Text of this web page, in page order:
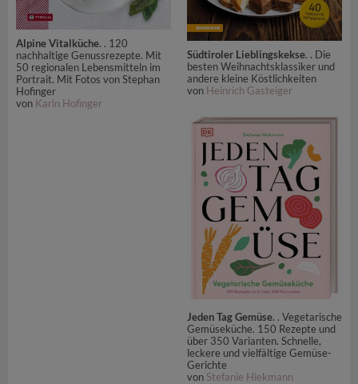
Alpine Vitalküche. . 120
nachhaltige Genussrezepte. Mit
50 regionalen Lebensmitteln im
Portrait. Mit Fotos von Stephan
Hofinger
von Karin Hofinger
Südtiroler Lieblingskekse. . Die
besten Weihnachtsklassiker und
andere kleine Köstlichkeiten
von Heinrich Gasteiger
Jeden Tag Gemüse. . Vegetarische
Gemüseküche. 150 Rezepte und
über 350 Varianten. Schnelle,
leckere und vielfältige Gemüse-
Gerichte
von Stefanie Hiekmann